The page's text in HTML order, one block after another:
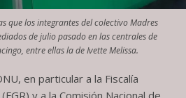
que los integrantes del colectivo Madres
de julio pasado en las centrales de
entre ellas la de Ivette Melissa.
en particular a la Fiscalía
y a la Comisión Nacional de